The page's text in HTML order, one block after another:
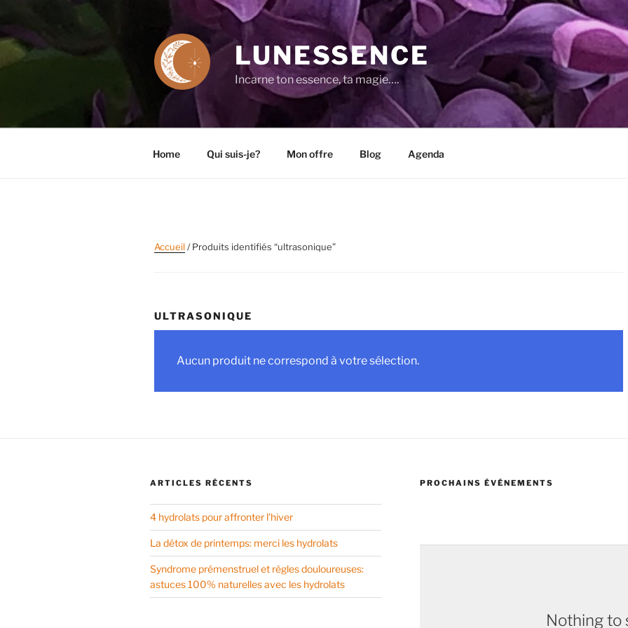
contenu
principal
LUNESSENCE
Incarne ton essence, ta magie….
Home Qui suis-je? Mon offre Blog Agenda
Accueil/ Produits identifiés “ultrasonique”
ULTRASONIQUE
Aucun produit ne correspond à votre sélection.
ARTICLES RÉCENTS
4 hydrolats pour affronter l’hiver
La détox de printemps: merci les hydrolats
Syndrome prémenstruel et règles douloureuses:
astuces 100% naturelles avec les hydrolats
PROCHAINS ÉVÉNEMENTS
Nothing to